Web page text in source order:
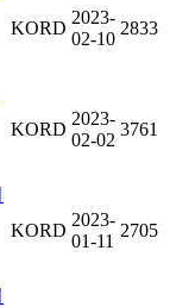
KORD
2023-
02-10
2833
KORD
2023-
02-02
3761
KORD
2023-
01-11
2705